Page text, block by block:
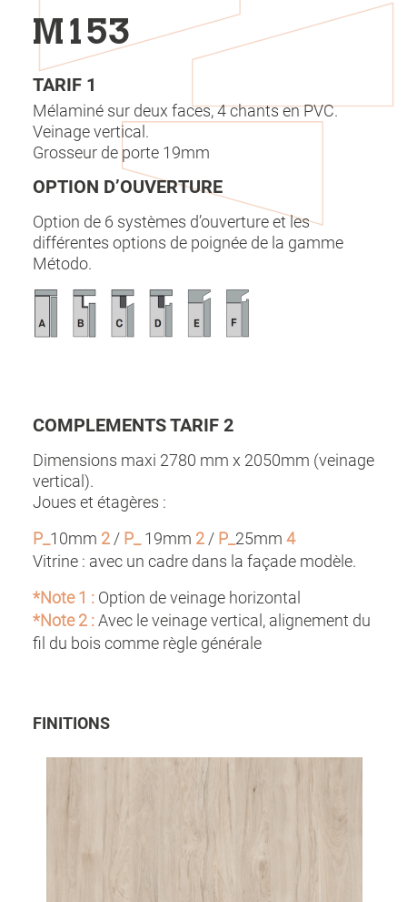
M153
TARIF 1
Mélaminé sur deux faces, 4 chants en PVC.
Veinage vertical.
Grosseur de porte 19mm
OPTION D’OUVERTURE
Option de 6 systèmes d’ouverture et les
différentes options de poignée de la gamme
Método.
COMPLEMENTS TARIF 2
Dimensions maxi 2780 mm x 2050mm (veinage
vertical).
Joues et étagères :
P_ 10mm 2/ P_ 19mm 2/ P_ 25mm 4
Vitrine : avec un cadre dans la façade modèle.
*Note 1 :Option de veinage horizontal
*Note 2 :Avec le veinage vertical, alignement du
fil du bois comme règle générale
FINITIONS